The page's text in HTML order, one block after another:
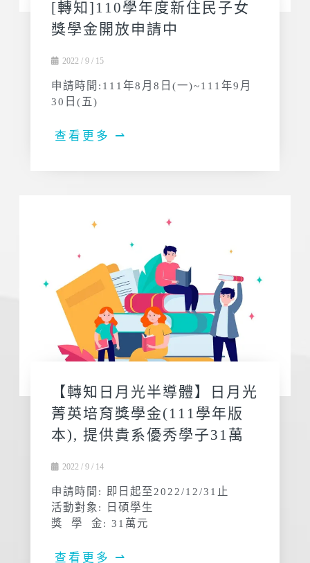
[轉知]110學年度新住民子女
獎學金開放申請中
2022 / 9 / 15
申請時間:111年8月8日(一)~111年9月
30日(五)
查看更多 ⇀
【轉知日月光半導體】日月光
菁英培育獎學金(111學年版
本), 提供貴系優秀學子31萬
2022 / 9 / 14
申請時間: 即日起至2022/12/31止
活動對象: 日碩學生
獎 學 金: 31萬元
查看更多 ⇀